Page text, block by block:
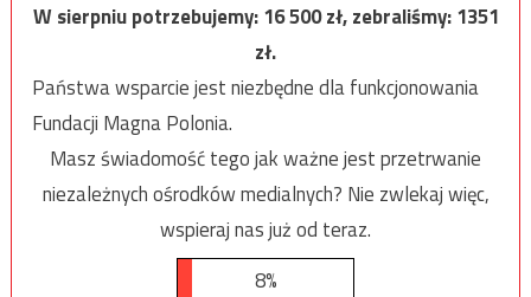
W sierpniu potrzebujemy:16 500zł, zebraliśmy:1351
zł.
Państwa wsparcie jest niezbędne dla funkcjonowania
Fundacji Magna Polonia.
Masz świadomość tego jak ważne jest przetrwanie
niezależnych ośrodków medialnych? Nie zwlekaj więc,
wspieraj nas już od teraz.
8%